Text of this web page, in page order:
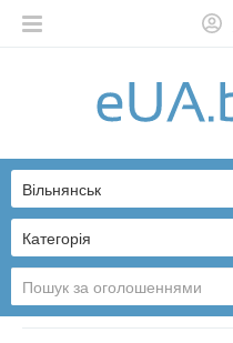
Українська
Категорія
Вільнянськ